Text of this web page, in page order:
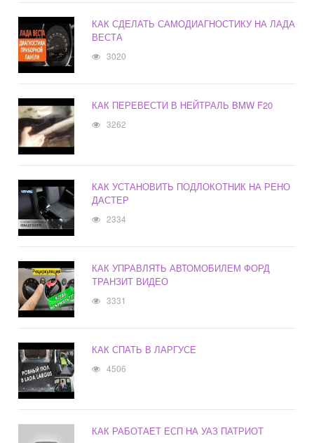
КАК СДЕЛАТЬ САМОДИАГНОСТИКУ НА ЛАДА
ВЕСТА
3020
КАК ПЕРЕВЕСТИ В НЕЙТРАЛЬ BMW F20
3262
КАК УСТАНОВИТЬ ПОДЛОКОТНИК НА РЕНО
ДАСТЕР
2334
КАК УПРАВЛЯТЬ АВТОМОБИЛЕМ ФОРД
ТРАНЗИТ ВИДЕО
3331
КАК СПАТЬ В ЛАРГУСЕ
4506
КАК РАБОТАЕТ ЕСП НА УАЗ ПАТРИОТ